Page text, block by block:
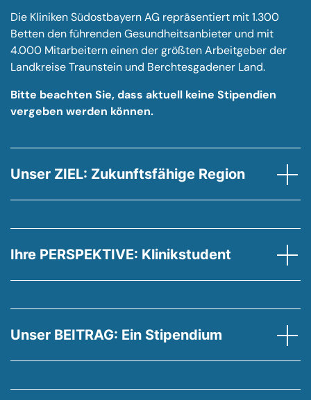
Die Kliniken Südostbayern AG repräsentiert mit 1.300
Betten den führenden Gesundheitsanbieter und mit
4.000 Mitarbeitern einen der größten Arbeitgeber der
Landkreise Traunstein und Berchtesgadener Land.
Bitte beachten Sie, dass aktuell keine Stipendien
vergeben werden können.
Unser ZIEL: Zukunftsfähige Region
Ihre PERSPEKTIVE: Klinikstudent
Unser BEITRAG: Ein Stipendium